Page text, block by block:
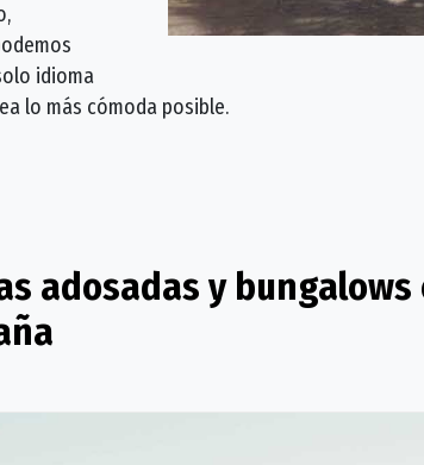
idioma
lo más cómoda posible.
adosadas y